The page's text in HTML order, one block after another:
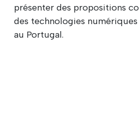
présenter des propositions
des technologies
au Portugal.